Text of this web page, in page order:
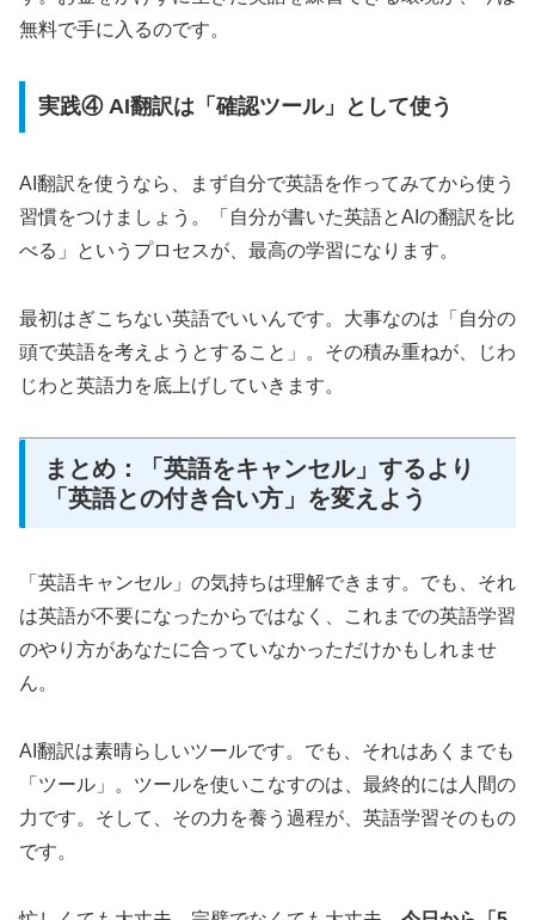
無料で手に入るのです。
実践④ AI翻訳は「確認ツール」として使う
AI翻訳を使うなら、まず自分で英語を作ってみてから使う
習慣をつけましょう。「自分が書いた英語とAIの翻訳を比
べる」というプロセスが、最高の学習になります。
最初はぎこちない英語でいいんです。大事なのは「自分の
頭で英語を考えようとすること」。その積み重ねが、じわ
じわと英語力を底上げしていきます。
まとめ：「英語をキャンセル」するより
「英語との付き合い方」を変えよう
「英語キャンセル」の気持ちは理解できます。でも、それ
は英語が不要になったからではなく、これまでの英語学習
のやり方があなたに合っていなかっただけかもしれませ
ん。
AI翻訳は素晴らしいツールです。でも、それはあくまでも
「ツール」。ツールを使いこなすのは、最終的には人間の
力です。そして、その力を養う過程が、英語学習そのもの
です。